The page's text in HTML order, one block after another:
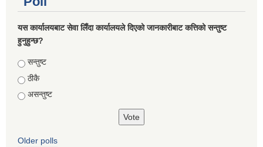
यस कार्यालयबाट सेवा लिँदा कार्यालयले दिएको जानकारीबाट कत्तिको सन्तुष्ट
हुनुहुन्छ?
Choices
सन्तुष्ट
ठीकै
असन्तुष्ट
Older polls